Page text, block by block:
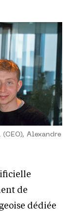
Alexandre
de
dédiée